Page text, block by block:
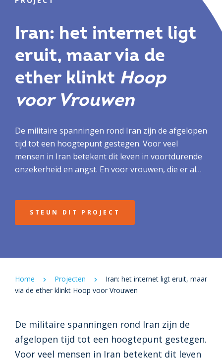
Iran: het internet ligt
eruit, maar via de
ether klinkt Hoop
voor Vrouwen
De militaire spanningen rond Iran zijn de afgelopen
tijd tot een hoogtepunt gestegen. Voor veel
mensen in Iran betekent dit leven in voortdurende
onzekerheid en angst. En voor vrouwen, die er al
Iran, maar ook in andere landen. Wat kan TWR
STEUN DIT PROJECT
Home Projecten
Iran: het internet ligt eruit, maar
via de ether klinkt Hoop voor Vrouwen
De militaire spanningen rond Iran zijn de
afgelopen tijd tot een hoogtepunt gestegen.
Voor veel mensen in Iran betekent dit leven